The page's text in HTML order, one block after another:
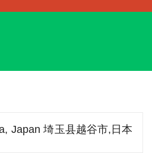
Japan 埼玉县越谷市,日本